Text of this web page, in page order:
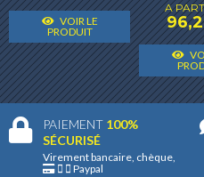
Ce
produit
a
plusieurs
variantes.
Les
options
VOIR LE
PRODUIT
Ce
produit
a
plusieurs
variantes.
Les
peuvent
A
PAIEMENT 100%
SÉCURISÉ
Virement bancaire, chèque,
Paypal